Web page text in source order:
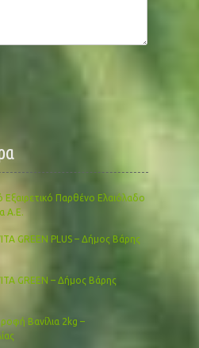
Εξαιρετικό Παρθένο Ελαιόλαδο
Α.Ε.
GREEN PLUS – Δήμος Βάρης
GREEN – Δήμος Βάρης
Βανίλια 2kg –